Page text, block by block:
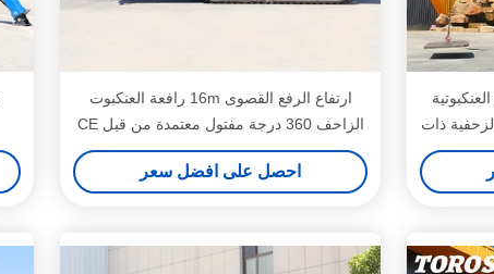
الزحفية ذات
ارتفاع الرفع القصوى 16m رافعة العنكبوت
الزاحف 360 درجة مفتول معتمدة من قبل CE
احصل على افضل سعر